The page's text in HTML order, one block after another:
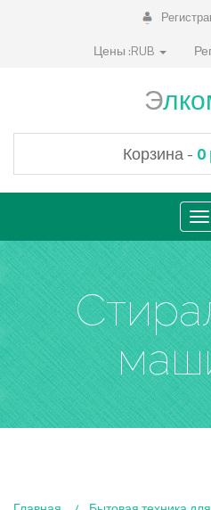
Цены :RUB
Э
Корзина - 0